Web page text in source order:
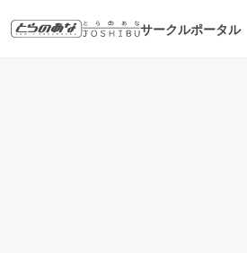
サークルポータル